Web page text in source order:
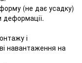
(не дає усадку)
деформації.
і
навантаження на